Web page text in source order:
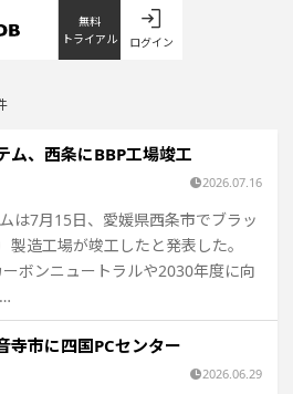
無料
トライアル
ログイン
ム、西条にBBP工場竣工
2026.07.16
は7月15日、愛媛県西条市でブラッ
製造工場が竣工したと発表した。
ボンニュートラルや2030年度に向
寺市に四国PCセンター
2026.06.29